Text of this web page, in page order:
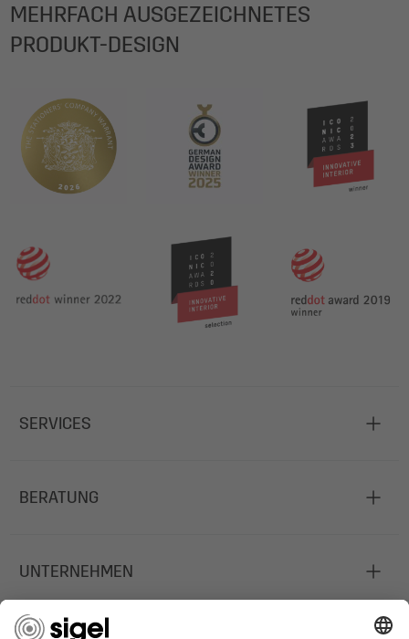
MEHRFACH AUSGEZEICHNETES
PRODUKT-DESIGN
SERVICES
BERATUNG
UNTERNEHMEN